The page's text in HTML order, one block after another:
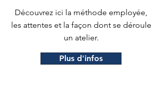
Découvrez ici la méthode employée,
les attentes et la façon dont se déroule
un atelier.
Plus d'infos